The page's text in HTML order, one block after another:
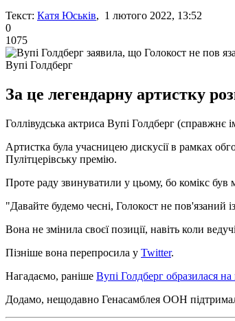
Текст: Катя Юськів, 1 лютого 2022, 13:52
0
1075
Вупі Голдберг
За це легендарну артистку
Голлівудська актриса Вупі Голдберг
Артистка була учасницею дискусії в рамках
Пулітцерівську премію.
Проте раду звинуватили у цьому, бо комікс
"Давайте будемо чесні, Голокост не пов'язаний
Вона не змінила своєї позиції, навіть коли
Пізніше вона перепросила у Twitter.
Нагадаємо, раніше Вупі Голдберг образилася
Додамо, нещодавно Генасамблея ООН